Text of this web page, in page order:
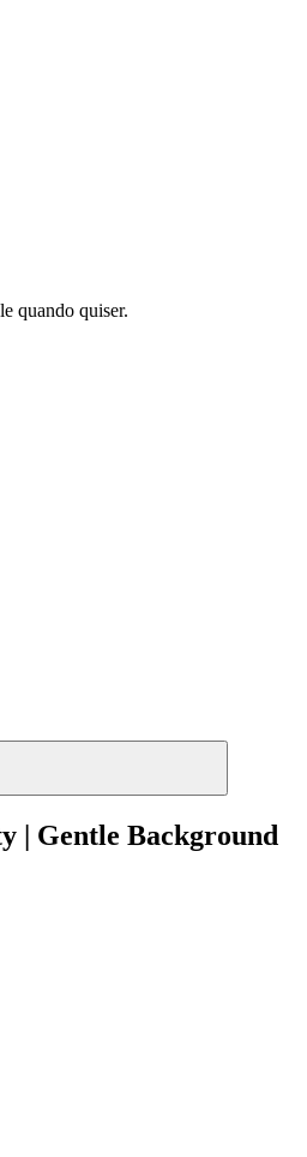
quando quiser.
| Gentle Background